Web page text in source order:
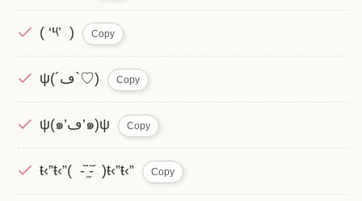
( ‘༥’ ) Copy
ψ(´ڡ`♡) Copy
ψ(๑’ڡ’๑)ψ Copy
ŧ‹”ŧ‹”( -᷅ ̫̈-᷄ )ŧ‹”ŧ‹” Copy